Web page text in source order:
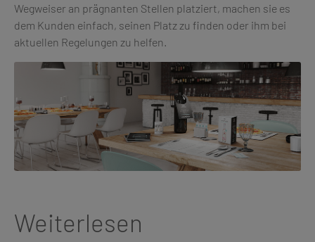
Wegweiser an prägnanten Stellen platziert, machen sie es
dem Kunden einfach, seinen Platz zu finden oder ihm bei
aktuellen Regelungen zu helfen.
Weiterlesen